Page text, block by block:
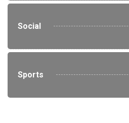
Social
Sports